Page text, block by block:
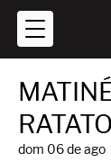
dom 06 de ago